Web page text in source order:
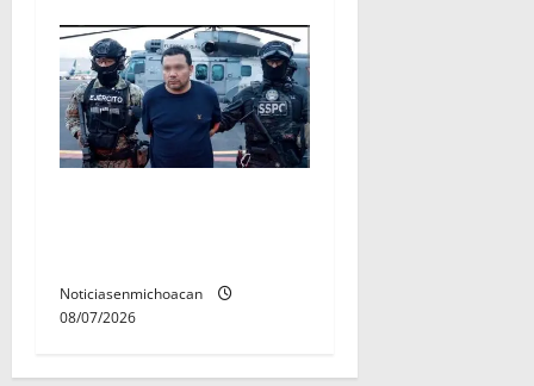
Noticiasenmichoacan
08/07/2026